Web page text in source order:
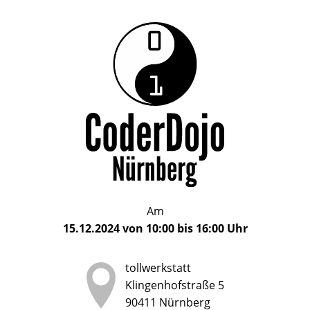
CoderDojo
Nürnberg
Das
CoderDojo
Nürnberg
ein
Club
für
Kinder
und
Jugendliche
Alter
bis
17
Am
15.12.2024von 10:00bis 16:00Uhr
tollwerkstatt
Klingenhofstraße 5
90411 Nürnberg